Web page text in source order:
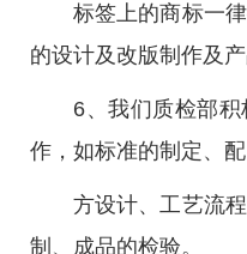
标签上的商标一
的设计及改版制作及
6、我们质检部
作，如标准的制定、配
方设计、工艺流
制、成品的检验。